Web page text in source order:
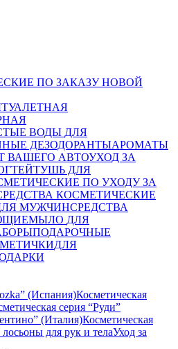
ПО ЗАКАЗУ НОВОЙ
ТУАЛЕТНАЯ
ВОДЫ ДЛЯ
ДЕЗОДОРАНТЫАРОМАТЫ
ВАШЕГО АВТОУХОД ЗА
ТУШЬ ДЛЯ
ПО УХОДУ ЗА
КОСМЕТИЧЕСКИЕ
МУЖЧИНСРЕДСТВА
МЫЛО ДЛЯ
ПОДАРОЧНЫЕ
ДЛЯ
(Испания)Косметическая
серия “Руди”
(Италия)Косметическая
для рук и телаУход за